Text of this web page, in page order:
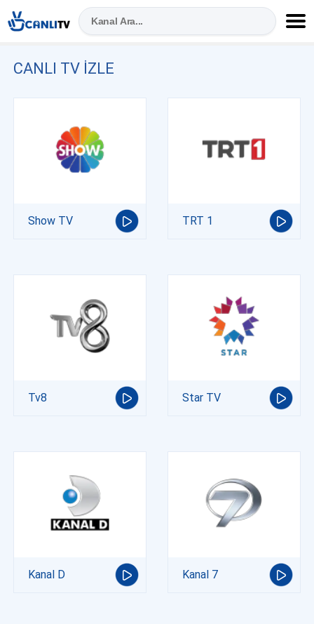
CANLI TV IZLE
Show TV TRT 1
Tv8 Star TV
Kanal D Kanal 7